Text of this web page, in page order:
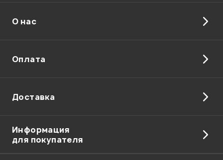
Отправить
О нас
Оплата
Доставка
Информация
для покупателя